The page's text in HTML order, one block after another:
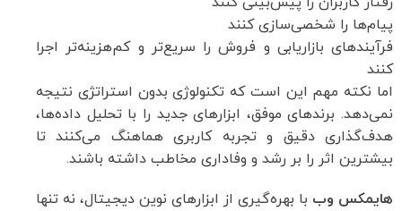
پیام‌ها را شخصی‌سازی کنند
فرآیندهای بازاریابی و فروش را سریع‌تر و کم‌هزینه‌تر اجرا
کنند
اما نکته مهم این است که تکنولوژی بدون استراتژی نتیجه
نمی‌دهد. برندهای موفق، ابزارهای جدید را با تحلیل داده‌ها،
هدف‌گذاری دقیق و تجربه کاربری هماهنگ می‌کنند تا
بیشترین اثر را بر رشد و وفاداری مخاطب داشته باشند.
هایمکس وب با بهره‌گیری از ابزارهای نوین دیجیتال، نه تنها